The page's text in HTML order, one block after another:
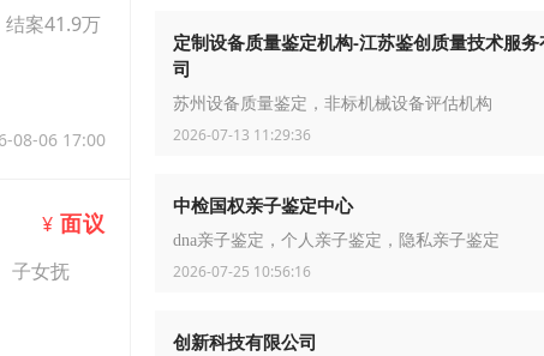
案41.9万
08-06 17:00
¥ 面议
子女抚
定制设备质量鉴定机构-江苏鉴创质量技术服
司
苏州设备质量鉴定，非标机械设备评估机构
2026-07-13 11:29:36
中检国权亲子鉴定中心
dna亲子鉴定，个人亲子鉴定，隐私亲子鉴定
2026-07-25 10:56:16
创新科技有限公司